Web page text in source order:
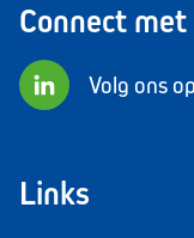
Connect
Volg ons
Links